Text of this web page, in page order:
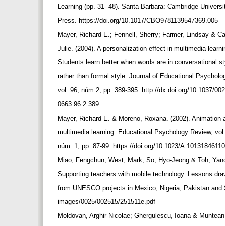
Learning (pp. 31- 48). Santa Barbara: Cambridge
Press. https://doi.org/10.1017/CBO9781139547369.005
Mayer, Richard E.; Fennell, Sherry; Farmer, Lindsay &
Julie. (2004). A personalization effect in multimedia
Students learn better when words are in conversational
rather than formal style. Journal of Educational
vol. 96, núm 2, pp. 389-395. http://dx.doi.org/10.1037/
0663.96.2.389
Mayer, Richard E. & Moreno, Roxana. (2002).
multimedia learning. Educational Psychology Review,
núm. 1, pp. 87-99. https://doi.org/10.1023/
Miao, Fengchun; West, Mark; So, Hyo-Jeong & Toh,
Supporting teachers with mobile technology. Lessons
from UNESCO projects in Mexico, Nigeria, Pakistan
images/0025/002515/251511e.pdf
Moldovan, Arghir-Nicolae; Ghergulescu, Ioana &